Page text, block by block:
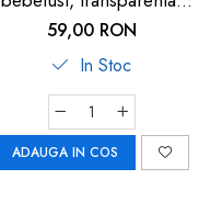
Reer
59,00 RON
In Stoc
ADAUGA IN COS